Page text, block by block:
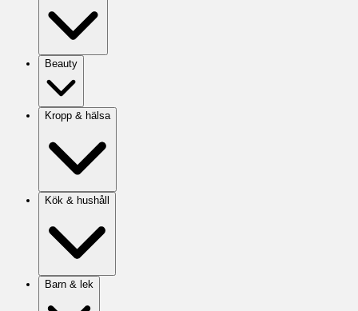
Beauty
Kropp & hälsa
Kök & hushåll
Barn & lek